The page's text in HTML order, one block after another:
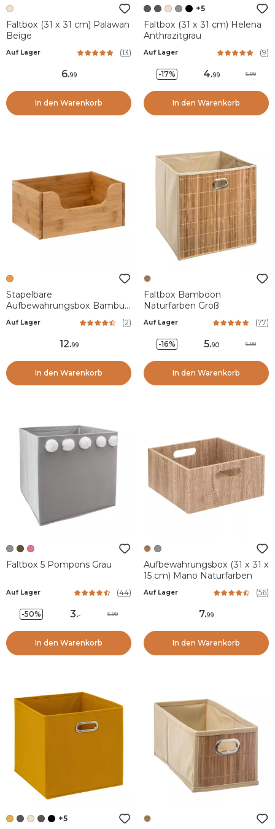
Faltbox (31 x 31 cm) Palawan
Beige
Auf Lager (13)
6.99
In den Warenkorb
+5
Faltbox (31 x 31 cm) Helena
Anthrazitgrau
Auf Lager (9)
-17% 4.99 5.99
In den Warenkorb
Stapelbare
Aufbewahrungsbox Bambus
Auf Lager (2)
12.99
In den Warenkorb
Faltbox Bamboon
Naturfarben Groß
Auf Lager (77)
-16% 5.90 6.99
In den Warenkorb
Faltbox 5 Pompons Grau
Auf Lager (44)
-50% 3.- 5.99
In den Warenkorb
Aufbewahrungsbox (31 x 31 x
15 cm) Mano Naturfarben
Auf Lager (56)
7.99
In den Warenkorb
+5